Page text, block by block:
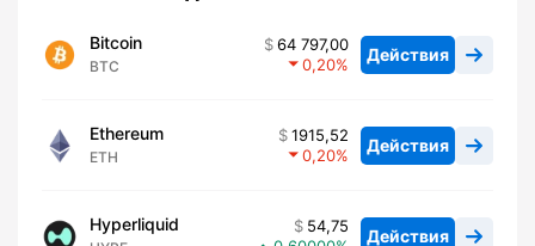
Bitcoin
BTC
64 797,00
0,20
Действия
Ethereum
ETH
1915,52
0,20
Действия
Hyperliquid
54,75
Действия